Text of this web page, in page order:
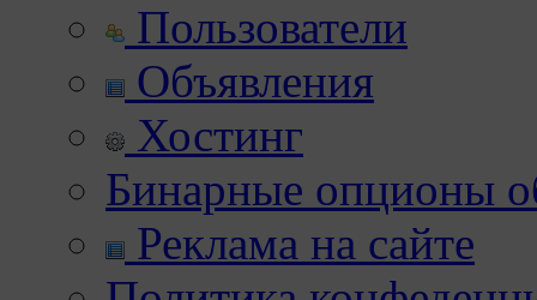
Пользователи
Объявления
Хостинг
Бинарные опционы
Реклама на сайте